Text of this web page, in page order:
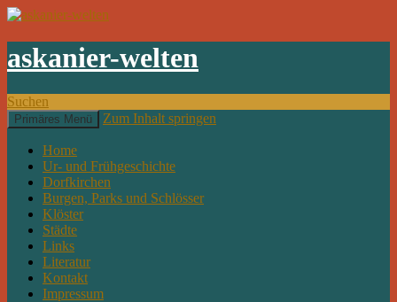
askanier-welten
Suchen
Primäres Menü Zum Inhalt springen
Home
Ur- und Frühgeschichte
Dorfkirchen
Burgen, Parks und Schlösser
Klöster
Städte
Links
Literatur
Kontakt
Impressum